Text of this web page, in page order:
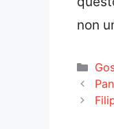
non